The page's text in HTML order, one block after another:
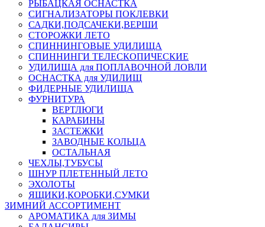
РЫБАЦКАЯ ОСНАСТКА
СИГНАЛИЗАТОРЫ ПОКЛЕВКИ
САДКИ,ПОДСАЧЕКИ,ВЕРШИ
СТОРОЖКИ ЛЕТО
СПИННИНГОВЫЕ УДИЛИЩА
СПИННИНГИ ТЕЛЕСКОПИЧЕСКИЕ
УДИЛИЩА для ПОПЛАВОЧНОЙ ЛОВЛИ
ОСНАСТКА для УДИЛИЩ
ФИДЕРНЫЕ УДИЛИЩА
ФУРНИТУРА
ВЕРТЛЮГИ
КАРАБИНЫ
ЗАСТЕЖКИ
ЗАВОДНЫЕ КОЛЬЦА
ОСТАЛЬНАЯ
ЧЕХЛЫ,ТУБУСЫ
ШНУР ПЛЕТЕННЫЙ ЛЕТО
ЭХОЛОТЫ
ЯЩИКИ,КОРОБКИ,СУМКИ
ЗИМНИЙ АССОРТИМЕНТ
АРОМАТИКА для ЗИМЫ